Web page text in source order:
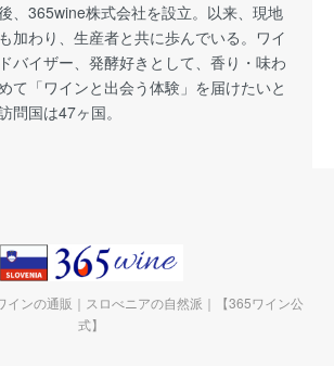
、365wine株式会社を設立。以来、現地
加わり、生産者と共に歩んでいる。ワイ
バイザー、発酵好きとして、香り・味わ
て「ワインと出会う体験」を届けたいと
問国は47ヶ国。
インの通販｜スロべニアの自然派｜【365ワイン公
式】